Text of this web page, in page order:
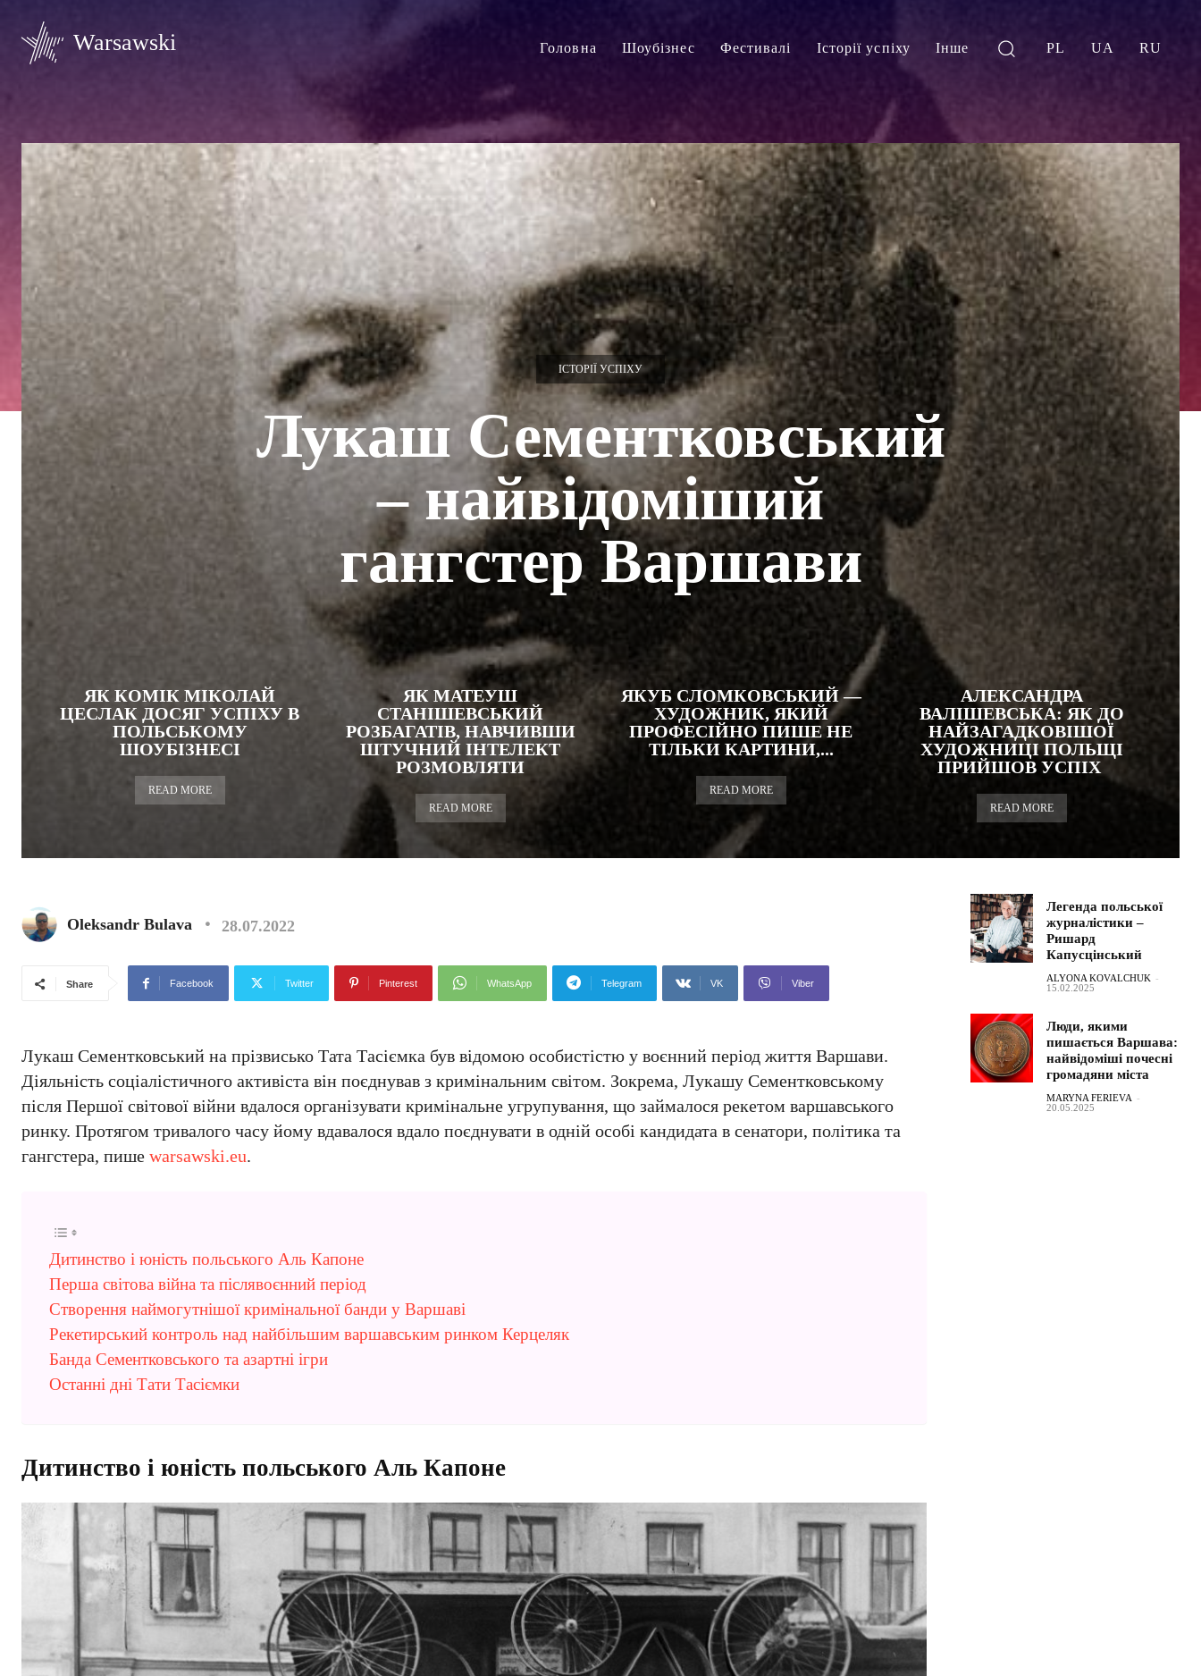
Warsawski Головна Шоубізнес Фестивалі Історії успіху Інше PL UA RU
ІСТОРІЇ УСПІХУ
Лукаш Сементковський
– найвідоміший
гангстер Варшави
ЯК КОМІК МІКОЛАЙ
ЦЕСЛАК ДОСЯГ УСПІХУ В
ПОЛЬСЬКОМУ
ШОУБІЗНЕСІ
READ MORE
ЯК МАТЕУШ
СТАНІШЕВСЬКИЙ
РОЗБАГАТІВ, НАВЧИВШИ
ШТУЧНИЙ ІНТЕЛЕКТ
РОЗМОВЛЯТИ
READ MORE
ЯКУБ СЛОМКОВСЬКИЙ —
ХУДОЖНИК, ЯКИЙ
ПРОФЕСІЙНО ПИШЕ НЕ
ТІЛЬКИ КАРТИНИ,...
READ MORE
АЛЕКСАНДРА
ВАЛІШЕВСЬКА: ЯК ДО
НАЙЗАГАДКОВІШОЇ
ХУДОЖНИЦІ ПОЛЬЩІ
ПРИЙШОВ УСПІХ
READ MORE
Oleksandr Bulava 28.07.2022
Share Facebook Twitter Pinterest WhatsApp Telegram VK Viber
Лукаш Сементковський на прізвисько Тата Тасіємка був відомою особистістю у воєнний період життя Варшави.
Діяльність соціалістичного активіста він поєднував з кримінальним світом. Зокрема, Лукашу Сементковському
після Першої світової війни вдалося організувати кримінальне угрупування, що займалося рекетом варшавського
ринку. Протягом тривалого часу йому вдавалося вдало поєднувати в одній особі кандидата в сенатори, політика та
гангстера, пише warsawski.eu.
Дитинство і юність польського Аль Капоне
Перша світова війна та післявоєнний період
Створення наймогутнішої кримінальної банди у Варшаві
Рекетирський контроль над найбільшим варшавським ринком Керцеляк
Банда Сементковського та азартні ігри
Останні дні Тати Тасіємки
Дитинство і юність польського Аль Капоне
Легенда польської
журналістики –
Ришард
Капусцінський
ALYONA KOVALCHUK -
15.02.2025
Люди, якими
пишається Варшава:
найвідоміші почесні
громадяни міста
MARYNA FERIEVA -
20.05.2025